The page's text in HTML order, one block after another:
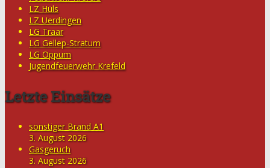
LZ Hüls
LZ Uerdingen
LG Traar
LG Gellep-Stratum
LG Oppum
Jugendfeuerwehr Krefeld
Letzte Einsätze
sonstiger Brand A1
3. August 2026
Gasgeruch
3. August 2026